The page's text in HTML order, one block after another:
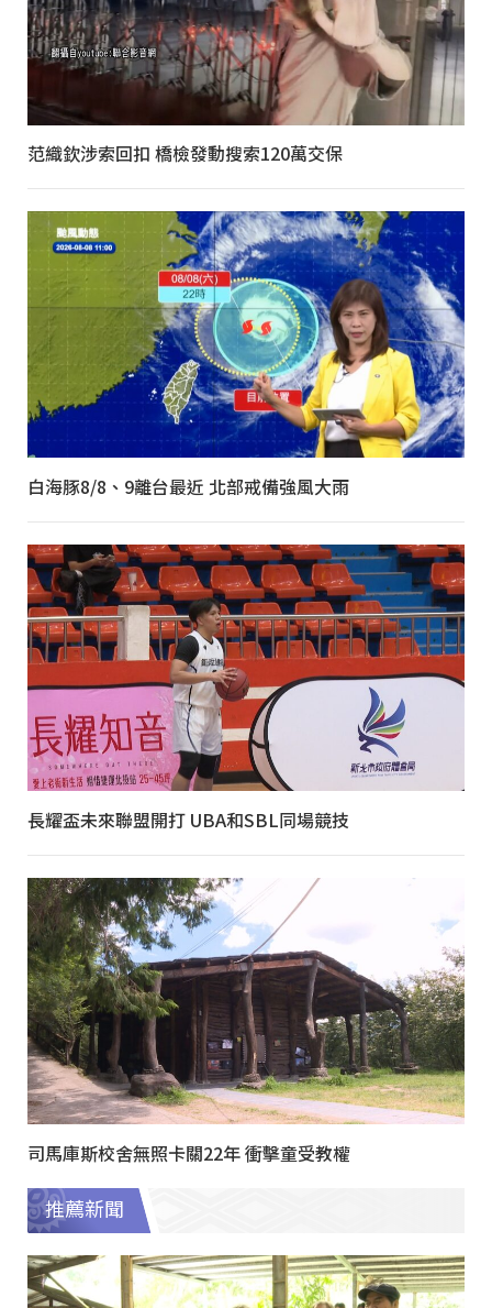
范織欽涉索回扣 橋檢發動搜索120萬交保
白海豚8/8、9離台最近 北部戒備強風大雨
長耀盃未來聯盟開打 UBA和SBL同場競技
司馬庫斯校舍無照卡關22年 衝擊童受教權
推薦新聞